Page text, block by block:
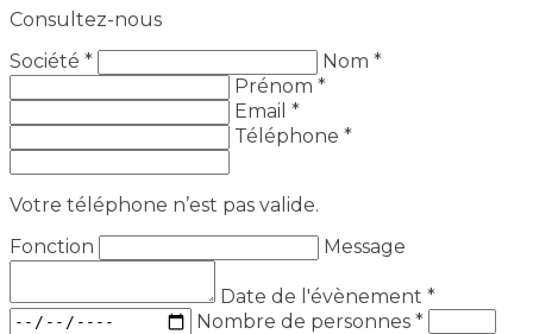
Consultez-nous
Société *
Nom *
Prénom *
Email *
Téléphone *
Votre téléphone n’est pas valide.
Fonction
Message
Date de l'évènement *
Nombre de personnes *